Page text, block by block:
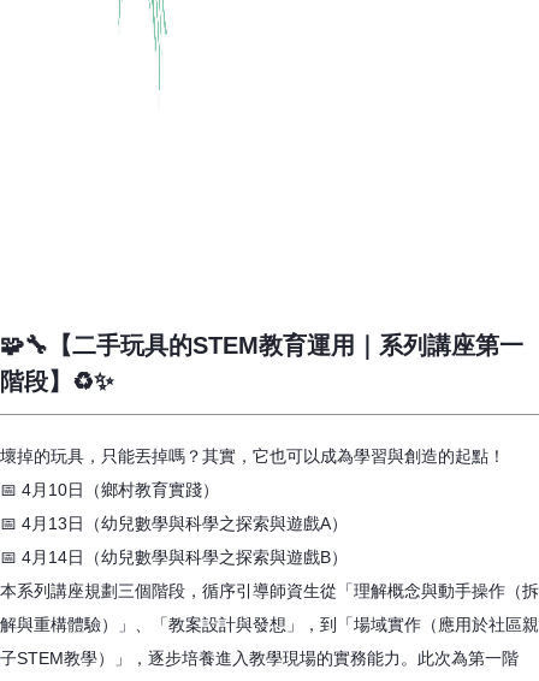
🧩🔧【二手玩具的STEM教育運用｜系列講座第一
階段】♻️✨
壞掉的玩具，只能丟掉嗎？其實，它也可以成為學習與創造的起點！
📅 4月10日（鄉村教育實踐）
📅 4月13日（幼兒數學與科學之探索與遊戲A）
📅 4月14日（幼兒數學與科學之探索與遊戲B）
本系列講座規劃三個階段，循序引導師資生從「理解概念與動手操作（拆
解與重構體驗）」、「教案設計與發想」，到「場域實作（應用於社區親
子STEM教學）」，逐步培養進入教學現場的實務能力。此次為第一階